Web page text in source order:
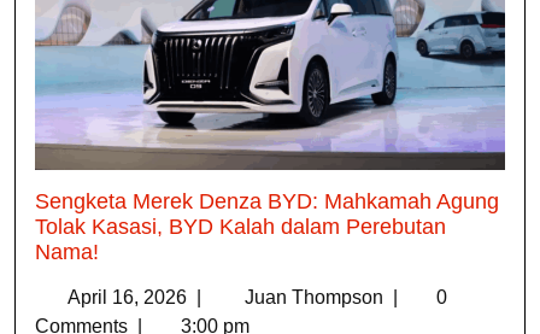
Sengketa Merek Denza BYD: Mahkamah Agung
Tolak Kasasi, BYD Kalah dalam Perebutan
Nama!
April 16, 2026 Juan Thompson
0
Comments
3:00 pm